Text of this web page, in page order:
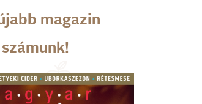
magazin
számunk!